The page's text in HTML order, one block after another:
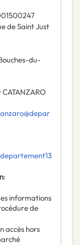
de Saint Just
du-
:
informations
de
accès hors